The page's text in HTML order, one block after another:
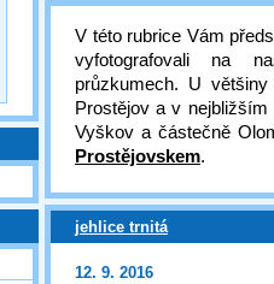
V této rubrice Vám
vyfotografovali na
průzkumech. U
Prostějov a v
Vyškov a částečně
Prostějovskem.
jehlice trnitá
12. 9. 2016